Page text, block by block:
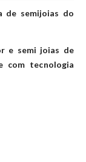
de semijoias do
e semi joias de
com tecnologia